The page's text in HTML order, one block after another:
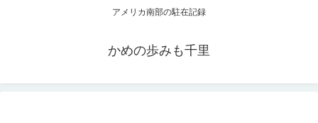
アメリカ南部の駐在記録
かめの歩みも千里